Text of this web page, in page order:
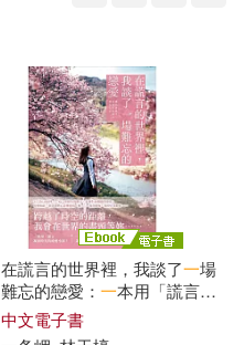
在謊言的世界裡，我談了一場
難忘的戀愛： 一本用「謊言」
凝固時光的純愛小說!
後都不會讓你感到無聊的故事!
中文電子書